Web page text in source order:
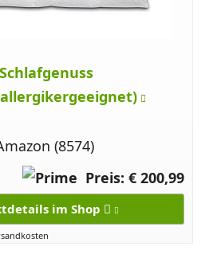
Preis: € 200,99
im Shop